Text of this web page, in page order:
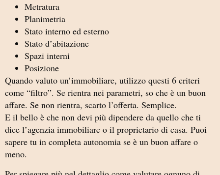
Metratura
Planimetria
Stato interno ed esterno
Stato d’abitazione
Spazi interni
Posizione
Quando valuto un’immobiliare, utilizzo questi 6 criteri
come “filtro”. Se rientra nei parametri, so che è un buon
affare. Se non rientra, scarto l’offerta. Semplice.
E il bello è che non devi più dipendere da quello che ti
dice l’agenzia immobiliare o il proprietario di casa. Puoi
sapere tu in completa autonomia se è un buon affare o
meno.